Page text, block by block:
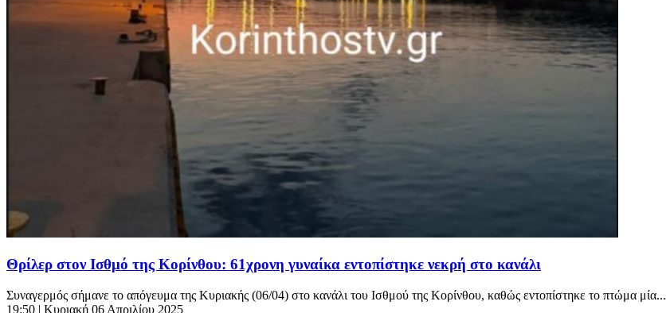
Θρίλερ στον Ισθμό της Κορίνθου: 61χρονη γυναίκα εντοπίστηκε νεκρή στο κανάλι
Συναγερμός σήμανε το απόγευμα της Κυριακής (06/04) στο κανάλι του Ισθμού της Κορίνθου, καθώς εντοπίστηκε το πτώμα μία...
19:50 | Κυριακή 06 Απριλίου 2025